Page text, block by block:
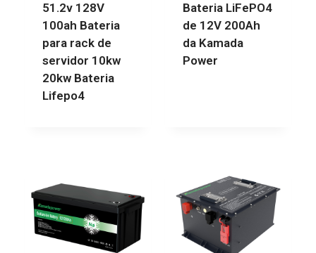
51.2v 128V
100ah Bateria
para rack de
servidor 10kw
20kw Bateria
Lifepo4
Bateria LiFePO4
de 12V 200Ah
da Kamada
Power